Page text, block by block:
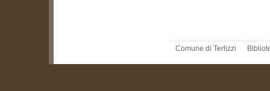
Comune di Terlizzi